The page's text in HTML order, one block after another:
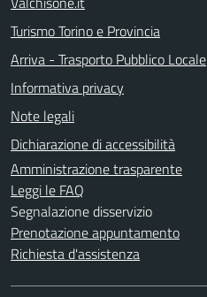
Turismo Torino e Provincia
Arriva - Trasporto Pubblico Locale
Informativa privacy
Note legali
Dichiarazione di accessibilità
Amministrazione trasparente
Leggi le FAQ
Segnalazione disservizio
Prenotazione appuntamento
Richiesta d'assistenza